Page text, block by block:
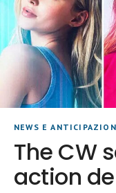
NEWS E
The CW
action